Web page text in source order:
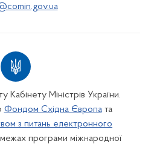
Кабінету Міністрів України.
Фондом Східна Європата
з питань електронного
програми міжнародної